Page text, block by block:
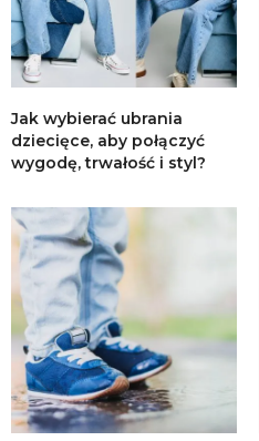
Jak wybierać ubrania
dziecięce, aby połączyć
wygodę, trwałość i styl?